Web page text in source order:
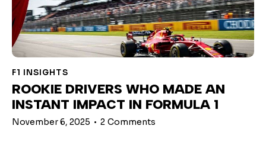
F1 INSIGHTS
ROOKIE DRIVERS WHO MADE AN
INSTANT IMPACT IN FORMULA 1
November 6, 2025 2 Comments